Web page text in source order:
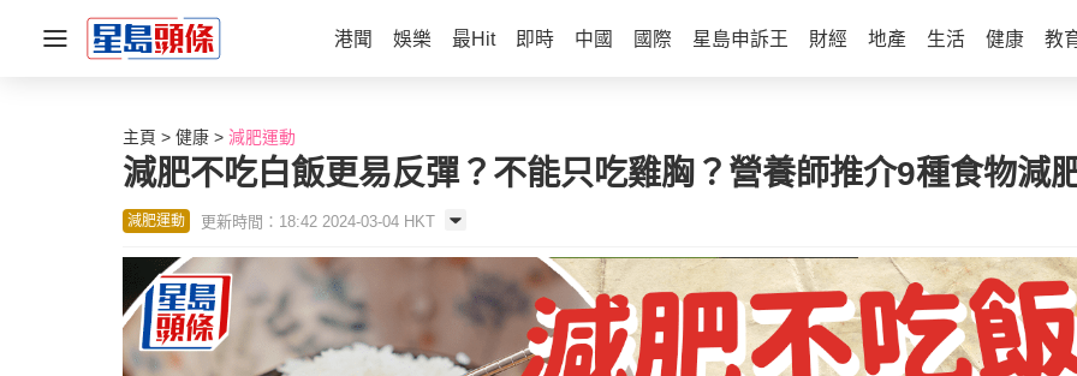
港聞 娛樂 最Hit 即時 中國 國際 星島申訴王 財經 地產 生活 健康 教
主頁 健康 減肥運動
減肥不吃白飯更易反彈？不能只吃雞胸？營養師推介9種食物減
減肥運動 更新時間：18:42 2024-03-04 HKT